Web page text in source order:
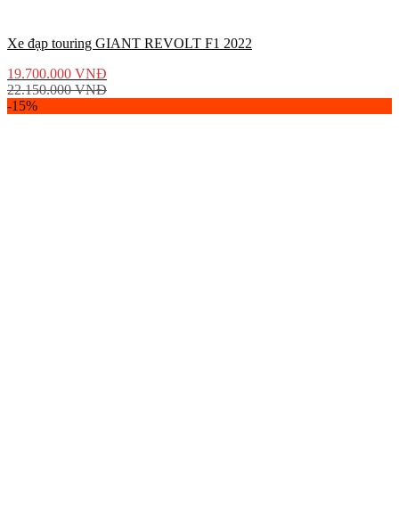
Xe đạp touring GIANT REVOLT F1 2022
19.700.000 VNĐ
22.150.000VNĐ
-15%